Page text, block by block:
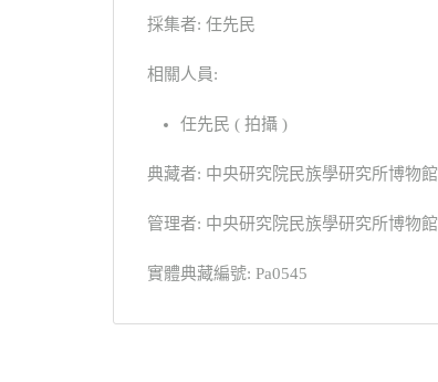
採集者: 任先民
相關人員:
任先民 ( 拍攝 )
典藏者: 中央研究院民族學研究所博物館
管理者: 中央研究院民族學研究所博物館
實體典藏編號: Pa0545